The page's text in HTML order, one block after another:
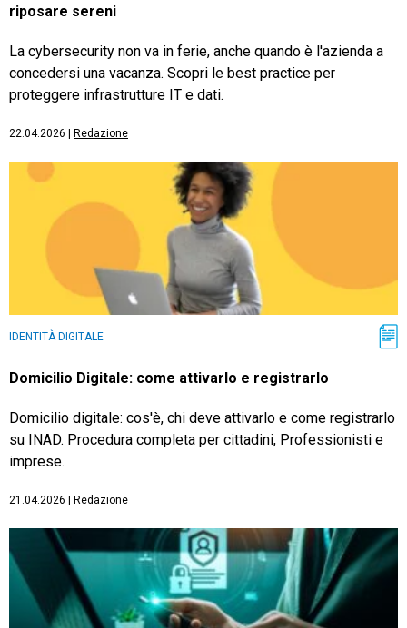
riposare sereni
La cybersecurity non va in ferie, anche quando è l'azienda a
concedersi una vacanza. Scopri le best practice per
proteggere infrastrutture IT e dati.
22.04.2026 Redazione
IDENTITÀ DIGITALE
Domicilio Digitale: come attivarlo e registrarlo
Domicilio digitale: cos'è, chi deve attivarlo e come registrarlo
su INAD. Procedura completa per cittadini, Professionisti e
imprese.
21.04.2026 Redazione